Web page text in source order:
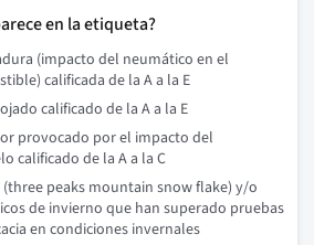
en la etiqueta?
(impacto del neumático en el
calificada de la A a la E
calificado de la A a la E
provocado por el impacto del
calificado de la A a la C
(three peaks mountain snow flake) y/o
de invierno que han superado pruebas
en condiciones invernales